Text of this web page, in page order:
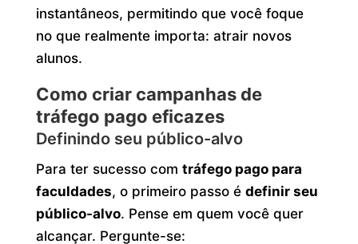
instantâneos, permitindo que você foque
no que realmente importa: atrair novos
alunos.
Como criar campanhas de
tráfego pago eficazes
Definindo seu público-alvo
Para ter sucesso com tráfego pago para
faculdades, o primeiro passo é definir seu
público-alvo. Pense em quem você quer
alcançar. Pergunte-se: